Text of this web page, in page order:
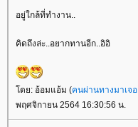
อยู่ใกล้ที่ทำงาน..
คิดถึงล่ะ..อยากทานอีก..อิอิ
ดย: อ้อมแอ้ม (คนผ่านทางมาเจอ
พฤศจิกายน 2564 16:30:56 น.